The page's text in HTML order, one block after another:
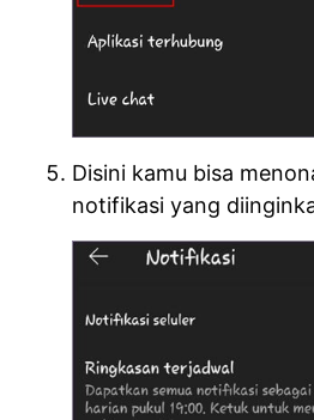
Disini kamu bisa
notifikasi yang